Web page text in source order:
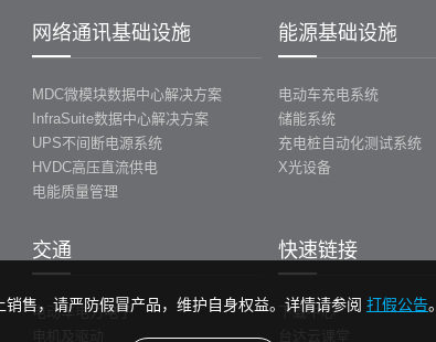
网络通讯基础设施
MDC微模块数据中心解决方案
InfraSuite数据中心解决方案
UPS不间断电源系统
HVDC高压直流供电
电能质量管理
能源基础设施
电动车充电系统
储能系统
充电桩自动化测试系统
X光设备
交通
电动车电力电子
快速链接
下载中心
售，请严防假冒产品，维护自身权益。详情请参阅 打假公告。